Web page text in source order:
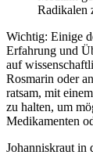
Radikalen
Wichtig: Einige
Erfahrung und
auf
Rosmarin oder
ratsam, mit
zu halten, um
Medikamenten
Johanniskraut in